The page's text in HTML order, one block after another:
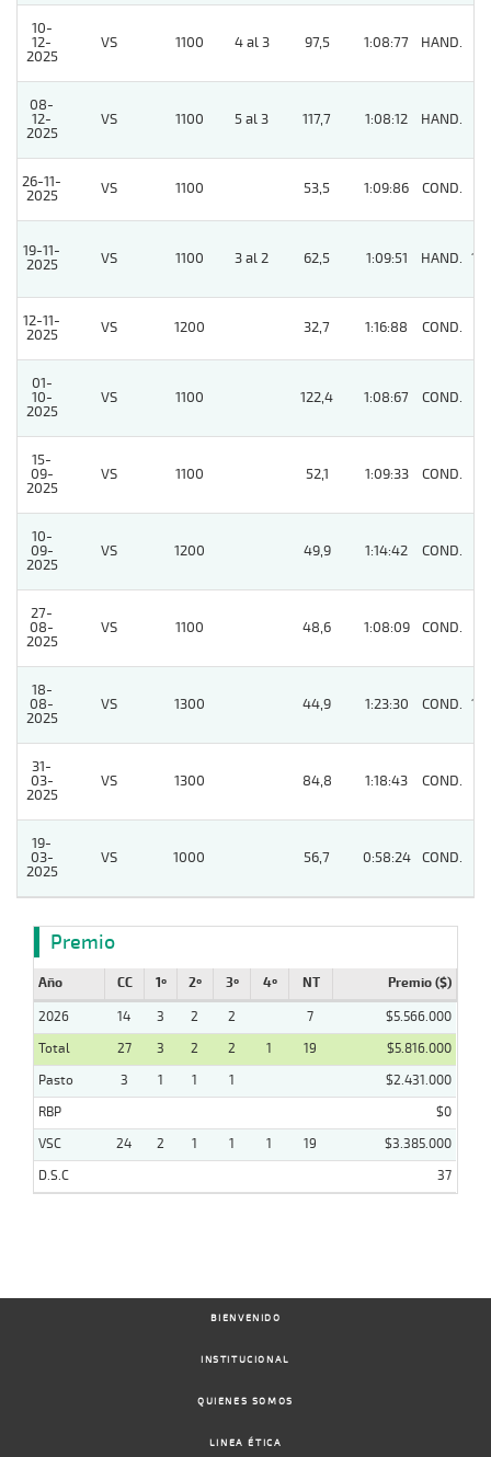
10-
12-
2025
VS 1100 4 al 3 97,5 1:08:77 HAND.
08-
12-
2025
VS 1100 5 al 3 117,7 1:08:12 HAND.
26-11-
2025
VS 1100 53,5 1:09:86 COND.
19-11-
2025
VS 1100 3 al 2 62,5 1:09:51 HAND. 10
12-11-
2025
VS 1200 32,7 1:16:88 COND.
01-
10-
2025
VS 1100 122,4 1:08:67 COND.
15-
09-
2025
VS 1100 52,1 1:09:33 COND.
10-
09-
2025
VS 1200 49,9 1:14:42 COND.
27-
08-
2025
VS 1100 48,6 1:08:09 COND.
18-
08-
2025
VS 1300 44,9 1:23:30 COND. 10
31-
03-
2025
VS 1300 84,8 1:18:43 COND.
19-
03-
2025
VS 1000 56,7 0:58:24 COND.
Premio
Año CC 1º 2º 3º 4º NT Premio ($)
2026 14 3 2 2 7
$5.566.000
Total
27 3 2 2 1 19
$5.816.000
Pasto
3 1 1 1
$2.431.000
RBP
$0
VSC
24 2 1 1 1 19
$3.385.000
D.S.C
37
BIENVENIDO
INSTITUCIONAL
QUIENES SOMOS
LINEA ÉTICA